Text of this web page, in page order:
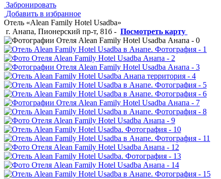
Забронировать
Добавить в избранное
Отель «Alean Family Hotel Usadba»
г. Анапа, Пионерский пр-т, 81б - Посмотреть карту